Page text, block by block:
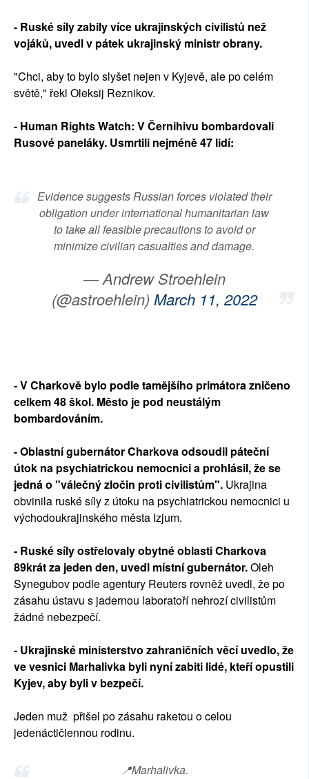
- Ruské síly zabily více ukrajinských civilistů než
vojáků, uvedl v pátek ukrajinský ministr obrany.
"Chci, aby to bylo slyšet nejen v Kyjevě, ale po celém
světě," řekl Oleksij Reznikov.
- Human Rights Watch: V Černihivu bombardovali
Rusové paneláky. Usmrtili nejméně 47 lidí:
Evidence suggests Russian forces violated their
obligation under international humanitarian law
to take all feasible precautions to avoid or
minimize civilian casualties and damage.
— Andrew Stroehlein
(@astroehlein) March 11, 2022
- V Charkově bylo podle tamějšího primátora zničeno
celkem 48 škol. Město je pod neustálým
bombardováním.
- Oblastní gubernátor Charkova odsoudil páteční
útok na psychiatrickou nemocnici a prohlásil, že se
jedná o "válečný zločin proti civilistům". Ukrajina
obvinila ruské síly z útoku na psychiatrickou nemocnici u
východoukrajinského města Izjum.
- Ruské síly ostřelovaly obytné oblasti Charkova
89krát za jeden den, uvedl místní gubernátor.Oleh
Synegubov podle agentury Reuters rovněž uvedl, že po
zásahu ústavu s jadernou laboratoří nehrozí civilistům
žádné nebezpečí.
- Ukrajinské ministerstvo zahraničních věcí uvedlo, že
ve vesnici Marhalivka byli nyní zabiti lidé, kteří opustili
Kyjev, aby byli v bezpečí.
Jeden muž přišel po zásahu raketou o celou
jedenáctičlennou rodinu.
📍Marhalivka.